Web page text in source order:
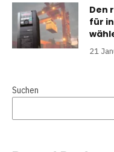
Den
für
21
Suchen